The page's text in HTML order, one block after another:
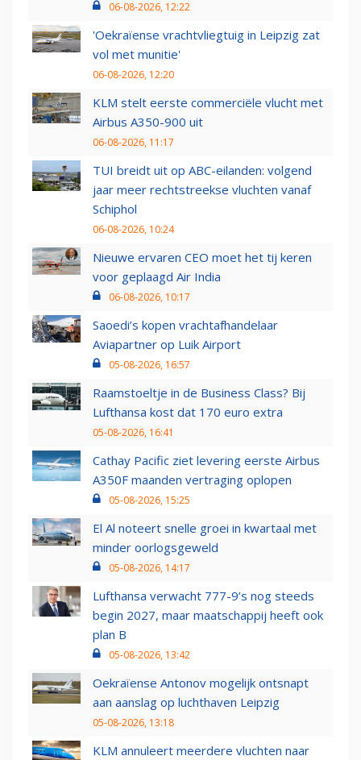
06-08-2026, 12:22
'Oekraïense vrachtvliegtuig in Leipzig zat
vol met munitie'
06-08-2026, 12:20
KLM stelt eerste commerciële vlucht met
Airbus A350-900 uit
06-08-2026, 11:17
TUI breidt uit op ABC-eilanden: volgend
jaar meer rechtstreekse vluchten vanaf
Schiphol
06-08-2026, 10:24
Nieuwe ervaren CEO moet het tij keren
voor geplaagd Air India
06-08-2026, 10:17
Saoedi’s kopen vrachtafhandelaar
Aviapartner op Luik Airport
05-08-2026, 16:57
Raamstoeltje in de Business Class? Bij
Lufthansa kost dat 170 euro extra
05-08-2026, 16:41
Cathay Pacific ziet levering eerste Airbus
A350F maanden vertraging oplopen
05-08-2026, 15:25
El Al noteert snelle groei in kwartaal met
minder oorlogsgeweld
05-08-2026, 14:17
Lufthansa verwacht 777-9’s nog steeds
begin 2027, maar maatschappij heeft ook
plan B
05-08-2026, 13:42
Oekraïense Antonov mogelijk ontsnapt
aan aanslag op luchthaven Leipzig
05-08-2026, 13:18
KLM annuleert meerdere vluchten naar